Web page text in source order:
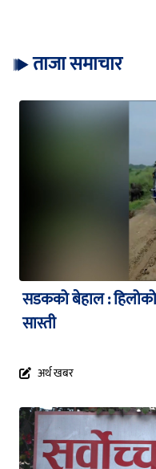
ताजा समाचार
सडकको बेहाल :
सास्ती
अर्थ खबर